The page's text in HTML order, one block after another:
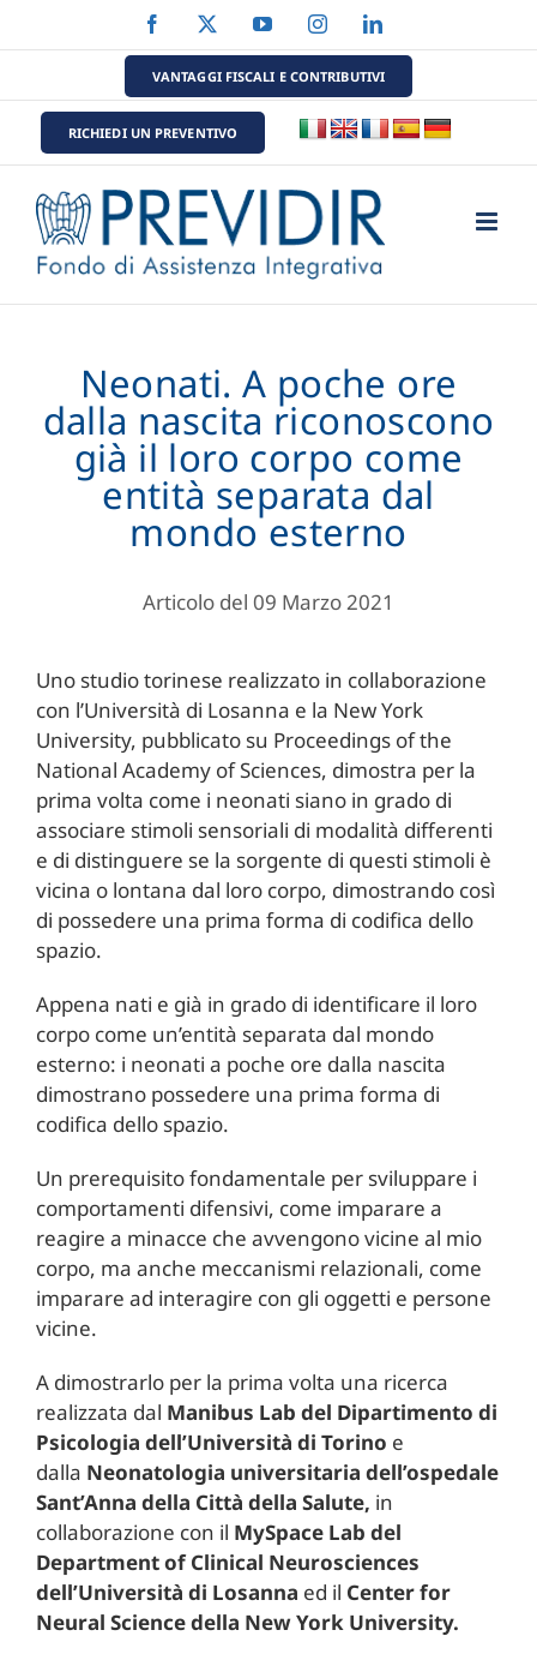
al
Facebook YouTubeInstagramLinkedIn
VANTAGGI FISCALI E CONTRIBUTIVI
RICHIEDI UN PREVENTIVO
Neonati. A poche ore
dalla nascita riconoscono
già il loro corpo come
entità separata dal
mondo esterno
Articolo del 09 Marzo 2021
Uno studio torinese realizzato in collaborazione
con l’Università di Losanna e la New York
University, pubblicato su Proceedings of the
National Academy of Sciences, dimostra per la
prima volta come i neonati siano in grado di
associare stimoli sensoriali di modalità differenti
e di distinguere se la sorgente di questi stimoli è
vicina o lontana dal loro corpo, dimostrando così
di possedere una prima forma di codifica dello
spazio.
Appena nati e già in grado di identificare il loro
corpo come un’entità separata dal mondo
esterno: i neonati a poche ore dalla nascita
dimostrano possedere una prima forma di
codifica dello spazio.
Un prerequisito fondamentale per sviluppare i
comportamenti difensivi, come imparare a
reagire a minacce che avvengono vicine al mio
corpo, ma anche meccanismi relazionali, come
imparare ad interagire con gli oggetti e persone
vicine.
A dimostrarlo per la prima volta una ricerca
realizzata dal Manibus Lab del Dipartimento di
Psicologia dell’Università di Torino e
dalla Neonatologia universitaria dell’ospedale
Sant’Anna della Città della Salute, in
collaborazione con il MySpace Lab del
Department of Clinical Neurosciences
dell’Università di Losanna ed il Center for
Neural Science della New York University.